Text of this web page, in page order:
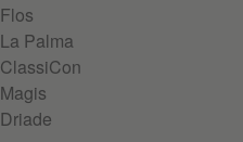
Flos
La Palma
ClassiCon
Magis
Driade